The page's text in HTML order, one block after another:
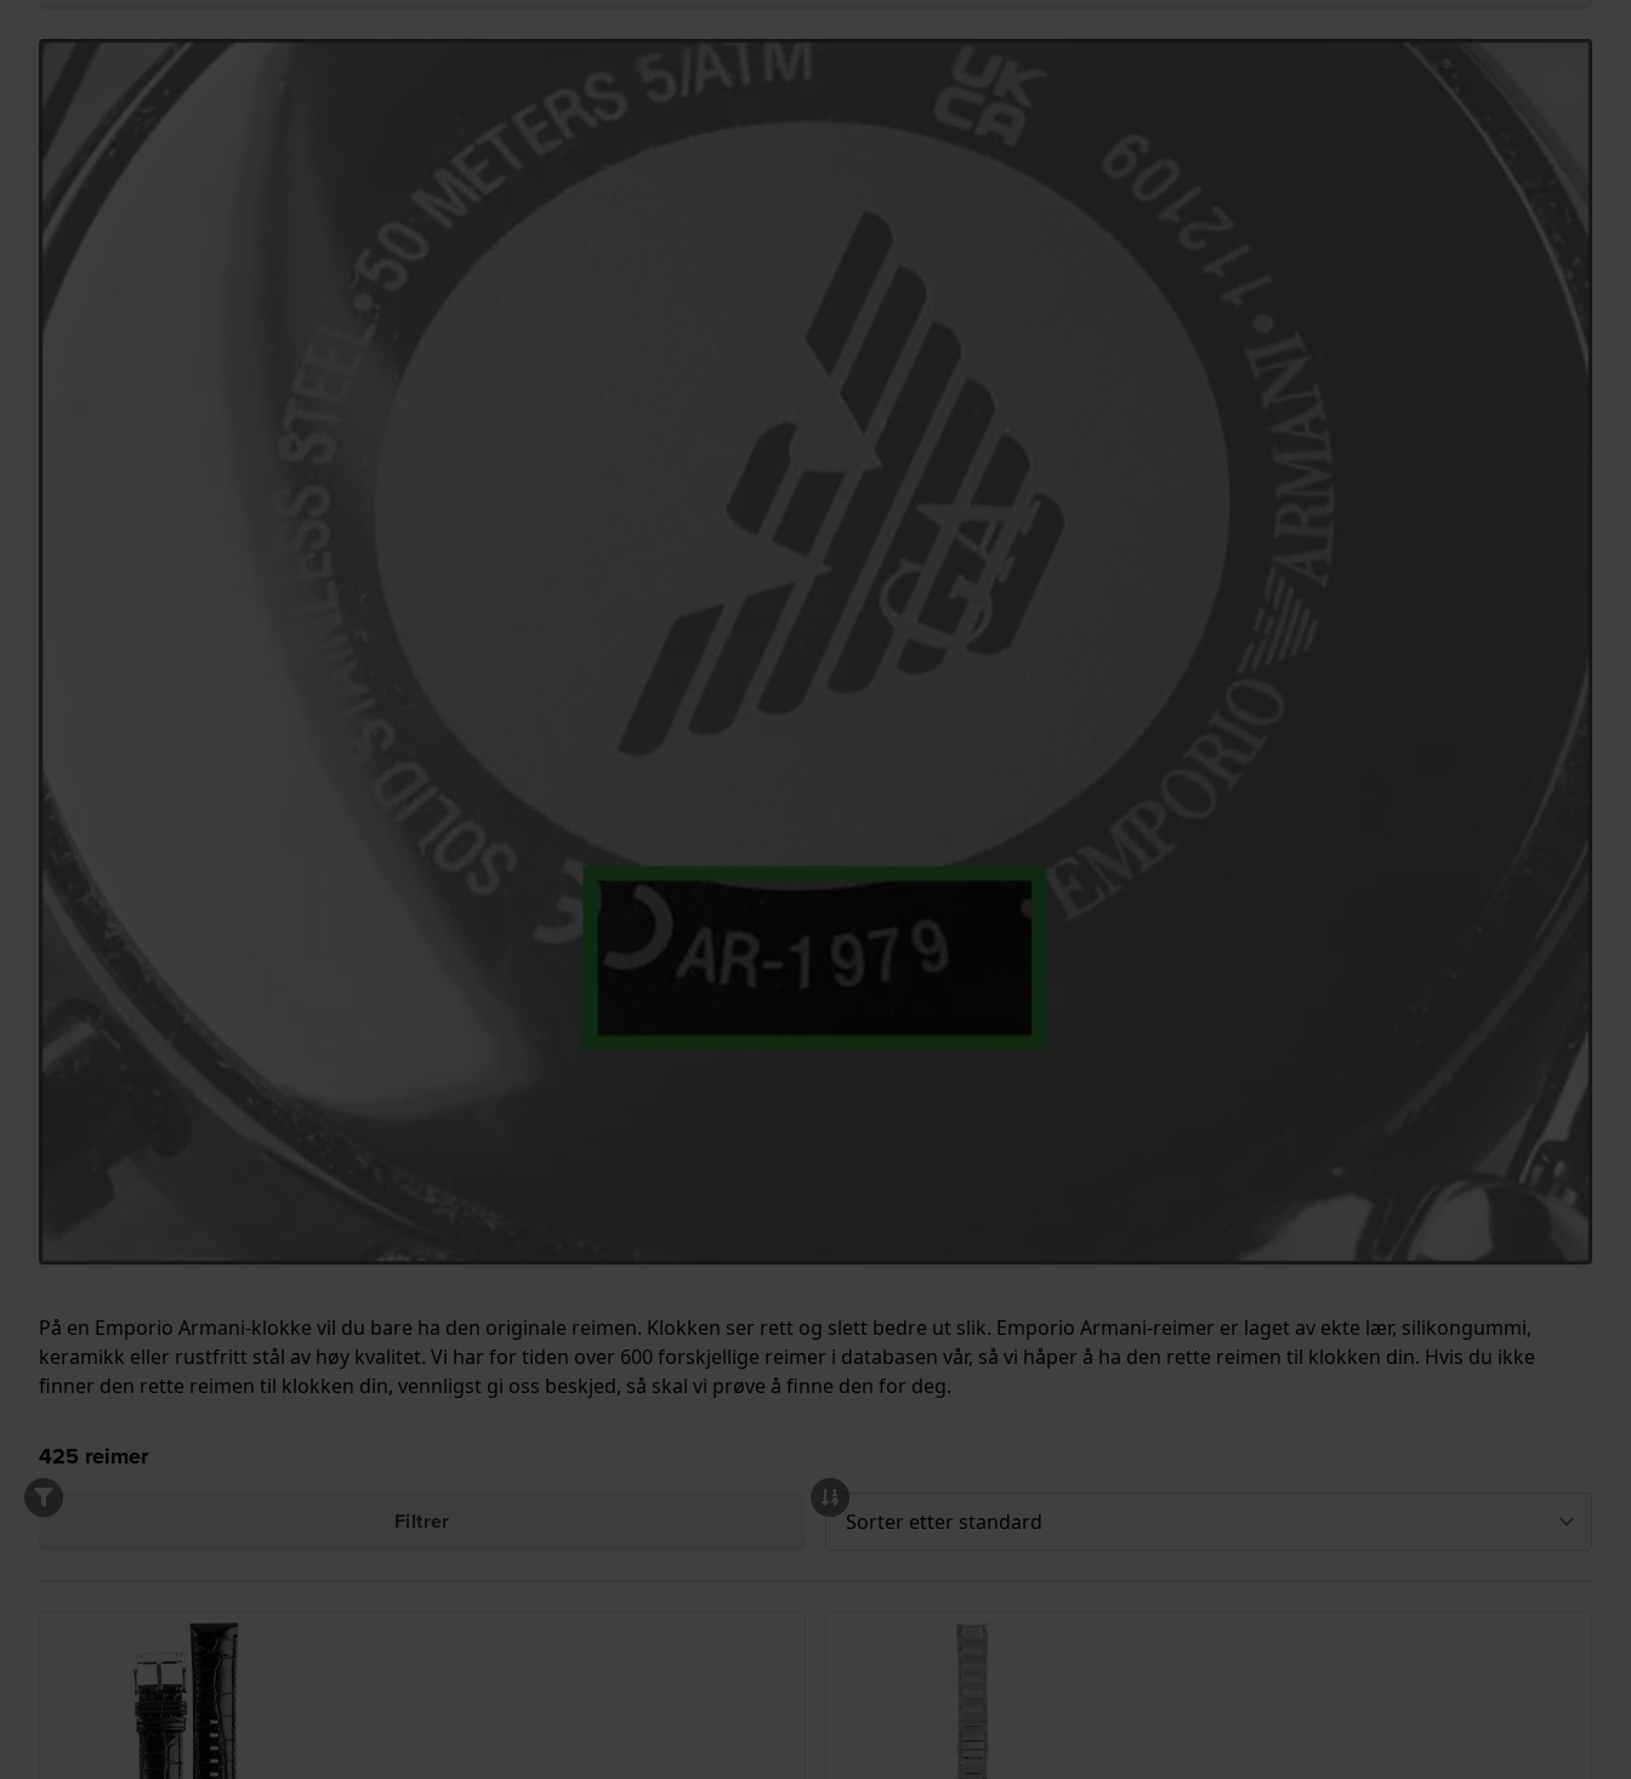
På en Emporio Armani-klokke vil du bare ha den originale reimen. Klokken ser rett og slett bedre ut slik. Emporio Armani-reimer er laget av ekte lær, silikongummi,
keramikk eller rustfritt stål av høy kvalitet. Vi har for tiden over 600 forskjellige reimer i databasen vår, så vi håper å ha den rette reimen til klokken din. Hvis du ikke
finner den rette reimen til klokken din, vennligst gi oss beskjed, så skal vi prøve å finne den for deg.
425 reimer
Filtrer